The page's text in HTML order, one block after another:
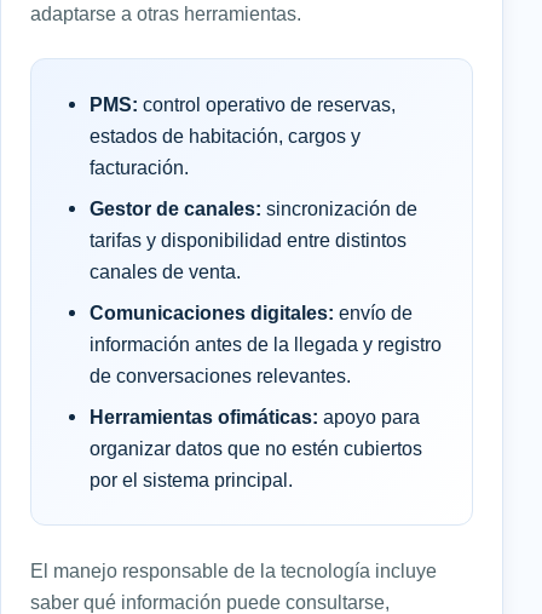
adaptarse a otras herramientas.
PMS: control operativo de reservas,
estados de habitación, cargos y
facturación.
Gestor de canales: sincronización de
tarifas y disponibilidad entre distintos
canales de venta.
Comunicaciones digitales: envío de
información antes de la llegada y registro
de conversaciones relevantes.
Herramientas ofimáticas: apoyo para
organizar datos que no estén cubiertos
por el sistema principal.
El manejo responsable de la tecnología incluye
saber qué información puede consultarse,